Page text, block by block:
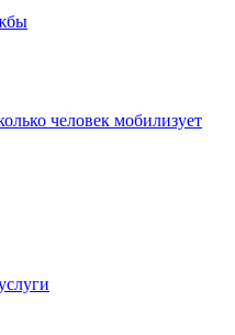
человек мобилизует